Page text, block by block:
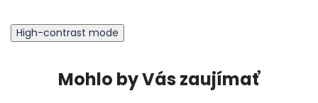
High-contrast mode
Mohlo by Vás zaujímať